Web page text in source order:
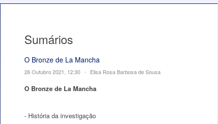
Sumários
O Bronze de La Mancha
26 Outubro 2021, 12:30 • Elisa Rosa Barbosa de Sousa
O Bronze de La Mancha
- História da investigação